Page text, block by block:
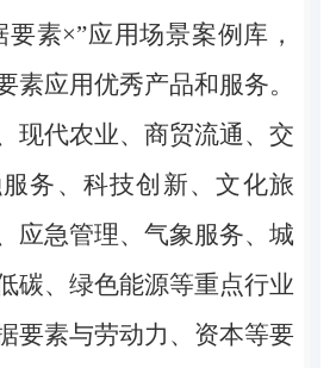
素×”应用场景案例库，
素应用优秀产品和服务。
现代农业、商贸流通、交
务、科技创新、文化旅
应急管理、气象服务、城
碳、绿色能源等重点行业
要素与劳动力、资本等要